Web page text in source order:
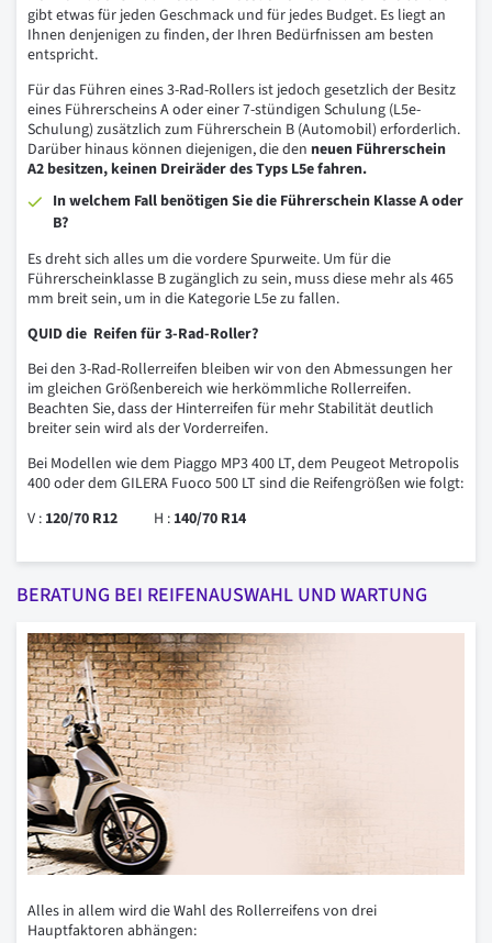
gibt etwas für jeden Geschmack und für jedes Budget. Es liegt an
Ihnen denjenigen zu finden, der Ihren Bedürfnissen am besten
entspricht.
Für das Führen eines 3-Rad-Rollers ist jedoch gesetzlich der Besitz
eines Führerscheins A oder einer 7-stündigen Schulung (L5e-
Schulung) zusätzlich zum Führerschein B (Automobil) erforderlich.
Darüber hinaus können diejenigen, die den neuen Führerschein
A2 besitzen, keinen Dreiräder des Typs L5e fahren.
In welchem Fall benötigen Sie die Führerschein Klasse A oder
B?
Es dreht sich alles um die vordere Spurweite. Um für die
Führerscheinklasse B zugänglich zu sein, muss diese mehr als 465
mm breit sein, um in die Kategorie L5e zu fallen.
QUID die Reifen für 3-Rad-Roller?
Bei den 3-Rad-Rollerreifen bleiben wir von den Abmessungen her
im gleichen Größenbereich wie herkömmliche Rollerreifen.
Beachten Sie, dass der Hinterreifen für mehr Stabilität deutlich
breiter sein wird als der Vorderreifen.
Bei Modellen wie dem Piaggo MP3 400 LT, dem Peugeot Metropolis
400 oder dem GILERA Fuoco 500 LT sind die Reifengrößen wie folgt:
V : 120/70 R12 H : 140/70 R14
BERATUNG BEI REIFENAUSWAHL UND WARTUNG
Alles in allem wird die Wahl des Rollerreifens von drei
Hauptfaktoren abhängen: